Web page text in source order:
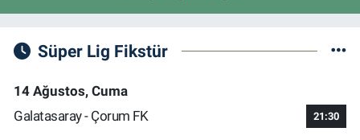
Süper Lig Fikstür
14 Ağustos, Cuma
Galatasaray - Çorum FK
21:30